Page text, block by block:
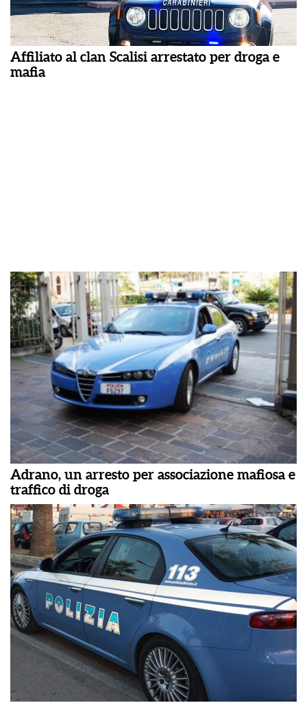
Affiliato al clan Scalisi arrestato per droga e
mafia
Adrano, un arresto per associazione mafiosa e
traffico di droga